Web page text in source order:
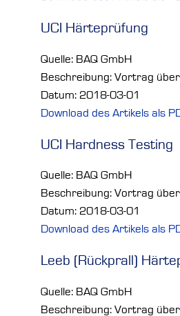
UCI Härteprüfung
Quelle: BAQ GmbH
Beschreibung: Vortrag
Datum: 2018-03-01
Download des Artikels als
UCI Hardness Testing
Quelle: BAQ GmbH
Beschreibung: Vortrag
Datum: 2018-03-01
Download des Artikels als
Leeb (Rückprall)
Quelle: BAQ GmbH
Beschreibung: Vortrag